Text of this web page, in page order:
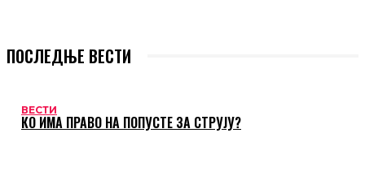
ПОСЛЕДЊЕ ВЕСТИ
ВЕСТИ
КО ИМА ПРАВО НА ПОПУСТЕ ЗА СТРУЈУ?